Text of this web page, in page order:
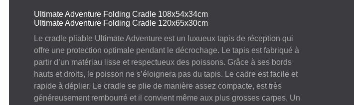
Ultimate Adventure Folding Cradle 108x54x34cm
Ultimate Adventure Folding Cradle 120x65x30cm
Le cradle pliable Ultimate Adventure est un luxueux tapis de réception qui
offre une protection optimale pendant le décrochage. Le tapis est fabriqué à
partir d’un matériau lisse et respectueux des poissons. Grâce à ses bords
hauts et droits, le poisson ne s’éloignera pas du tapis. Le cadre est facile et
rapide à déplier. Le cradle se plie de manière assez compacte, est très
généreusement rembourré et il convient même aux plus grosses carpes. Un